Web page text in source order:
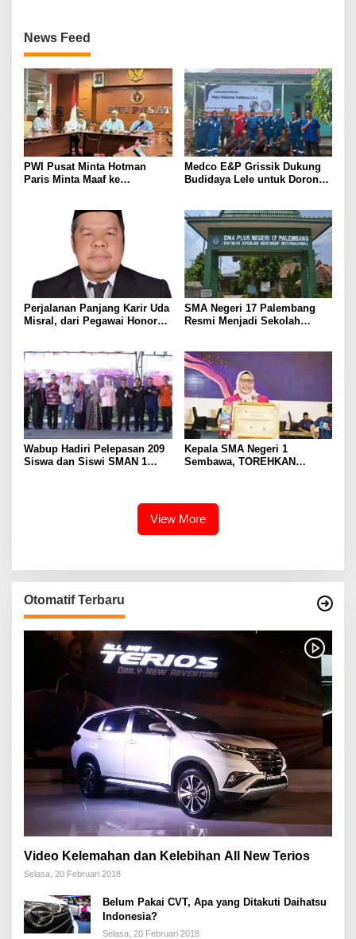
News Feed
PWI Pusat Minta Hotman
Paris Minta Maaf ke
Medco E&P Grissik Dukung
Budidaya Lele untuk Dorong
Perjalanan Panjang Karir Uda
Misral, dari Pegawai Honorer
Eselon III
SMA Negeri 17 Palembang
Resmi Menjadi Sekolah
Wabup Hadiri Pelepasan 209
Siswa dan Siswi SMAN 1
Kepala SMA Negeri 1
Sembawa, TOREHKAN
View More
Otomatif Terbaru
Video Kelemahan dan Kelebihan All New Terios
Selasa, 20 Februari 2018
Belum Pakai CVT, Apa yang Ditakuti Daihatsu
Indonesia?
Selasa, 20 Februari 2018